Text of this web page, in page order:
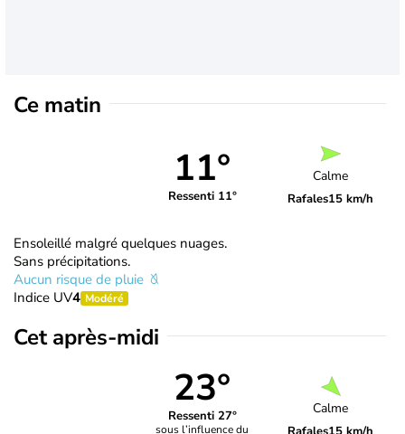
Ce matin
11°
Ressenti 11°
Calme
Rafales15 km/h
Ensoleillé malgré quelques nuages.
Sans précipitations.
Aucun risque de pluie
Indice UV4 Modéré
Cet après-midi
23°
Ressenti 27°
sous l’influence du
Calme